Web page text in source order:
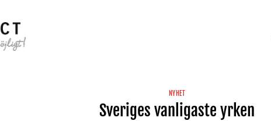
NYHET
Sveriges vanligaste yrken